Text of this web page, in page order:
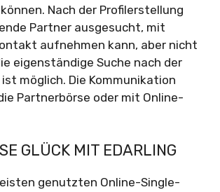
Nach der Profilerstellung
Partner ausgesucht, mit
aufnehmen kann, aber nicht
eigenständige Suche nach der
möglich. Die Kommunikation
Partnerbörse oder mit Online-
GLÜCK MIT EDARLING
genutzten Online-Single-